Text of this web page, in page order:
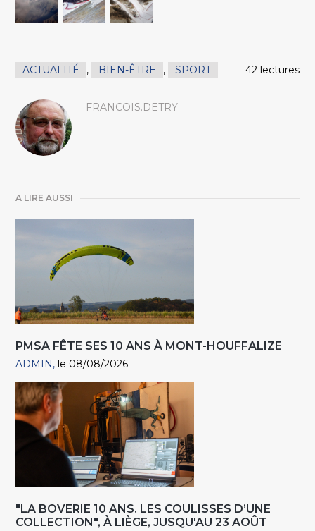
ACTUALITÉ , BIEN-ÊTRE , SPORT 42 lectures
FRANCOIS.DETRY
A LIRE AUSSI
PMSA FÊTE SES 10 ANS À MONT-HOUFFALIZE
ADMIN le 08/08/2026
"LA BOVERIE 10 ANS. LES COULISSES D’UNE
COLLECTION", À LIÈGE, JUSQU'AU 23 AOÛT